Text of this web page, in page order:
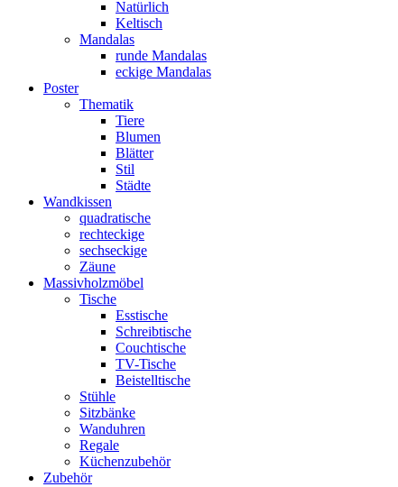
Natürlich
Keltisch
Mandalas
runde Mandalas
eckige Mandalas
Poster
Thematik
Tiere
Blumen
Blätter
Stil
Städte
Wandkissen
quadratische
rechteckige
sechseckige
Zäune
Massivholzmöbel
Tische
Esstische
Schreibtische
Couchtische
TV-Tische
Beistelltische
Stühle
Sitzbänke
Wanduhren
Regale
Küchenzubehör
Zubehör